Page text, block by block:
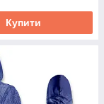
Купити